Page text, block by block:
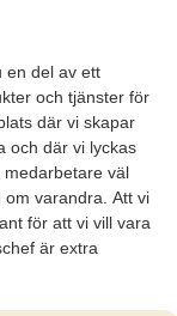
en del av ett
och tjänster för
där vi skapar
och där vi lyckas
medarbetare väl
varandra. Att vi
för att vi vill vara
är extra